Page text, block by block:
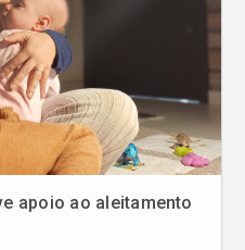
apoio ao aleitamento